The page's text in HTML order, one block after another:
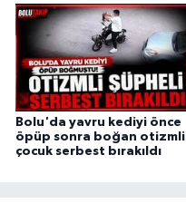
Bolu'da yavru kediyi önce
öpüp sonra boğan otizmli
çocuk serbest bırakıldı